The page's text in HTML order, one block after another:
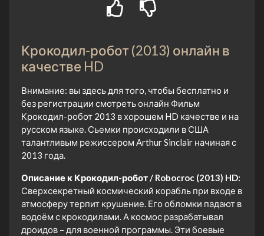
Крокодил-робот (2013) онлайн в
качестве HD
Внимание: вы здесь для того, чтобы бесплатно и
без регистрации смотреть онлайн Фильм
Крокодил-робот 2013 в хорошем HD качестве и на
русском языке. Сьемки происходили в США
талантливым режиссером Arthur Sinclair начиная с
2013 года.
Описание к Крокодил-робот / Robocroc (2013) HD:
Сверхсекретный космический корабль при входе в
атмосферу терпит крушение. Его обломки падают в
водоём с крокодилами. А космос разрабатывал
дроидов – для военной программы. Эти боевые